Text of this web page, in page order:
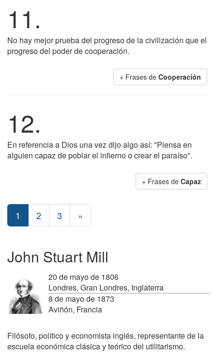
11.
No hay mejor prueba del progreso de la civilización que el
progreso del poder de cooperación.
+ Frases de Cooperación
12.
En referencia a Dios una vez dijo algo así: "Piensa en
alguien capaz de poblar el infierno o crear el paraíso".
+ Frases de Capaz
1 2 3 »
John Stuart Mill
20 de mayo de 1806
Londres, Gran Londres, Inglaterra
8 de mayo de 1873
Aviñón, Francia
Filósofo, político y economista inglés, representante de la
escuela económica clásica y teórico del utilitarismo.